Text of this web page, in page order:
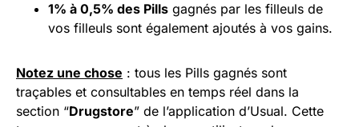
1% à 0,5% des Pills gagnés par les filleuls de
vos filleuls sont également ajoutés à vos gains.
Notez une chose : tous les Pills gagnés sont
traçables et consultables en temps réel dans la
section “Drugstore” de l’application d’Usual. Cette